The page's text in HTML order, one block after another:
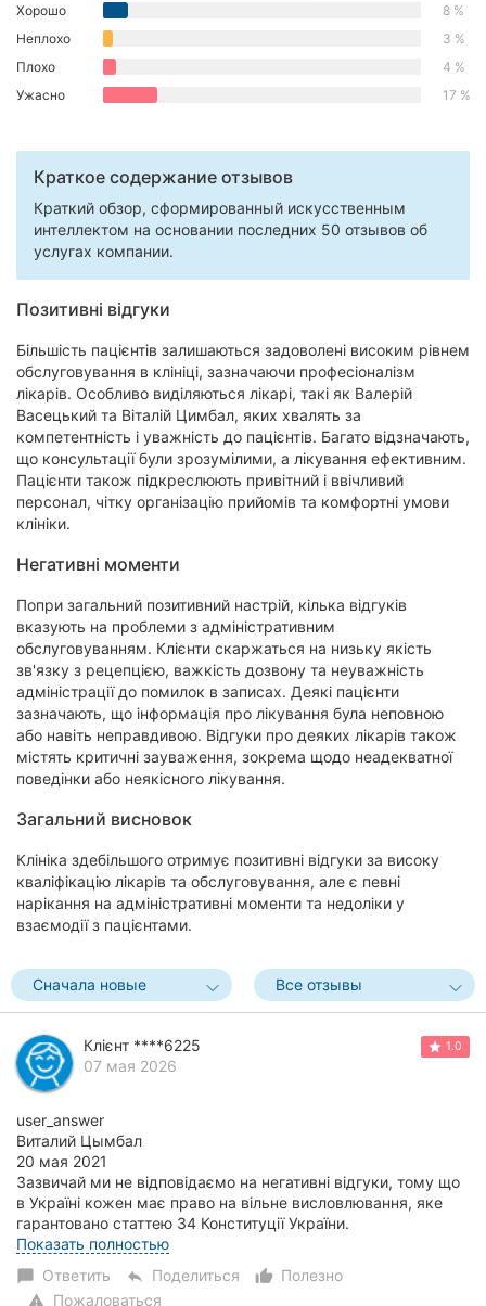
Хорошо
8 %
Неплохо
3 %
Плохо
4 %
Ужасно
17 %
Краткое содержание отзывов
Краткий обзор, сформированный искусственным
интеллектом на основании последних 50 отзывов об
услугах компании.
Позитивні відгуки
Більшість пацієнтів залишаються задоволені високим рівнем
обслуговування в клініці, зазначаючи професіоналізм
лікарів. Особливо виділяються лікарі, такі як Валерій
Васецький та Віталій Цимбал, яких хвалять за
компетентність і уважність до пацієнтів. Багато відзначають,
що консультації були зрозумілими, а лікування ефективним.
Пацієнти також підкреслюють привітний і ввічливий
персонал, чітку організацію прийомів та комфортні умови
клініки.
Негативні моменти
Попри загальний позитивний настрій, кілька відгуків
вказують на проблеми з адміністративним
обслуговуванням. Клієнти скаржаться на низьку якість
зв'язку з рецепцією, важкість дозвону та неуважність
адміністрації до помилок в записах. Деякі пацієнти
зазначають, що інформація про лікування була неповною
або навіть неправдивою. Відгуки про деяких лікарів також
містять критичні зауваження, зокрема щодо неадекватної
поведінки або неякісного лікування.
Загальний висновок
Клініка здебільшого отримує позитивні відгуки за високу
кваліфікацію лікарів та обслуговування, але є певні
нарікання на адміністративні моменти та недоліки у
взаємодії з пацієнтами.
Сначала новые Все отзывы
Клієнт ****6225
07 мая 2026
1.0
user_answer
Виталий Цымбал
20 мая 2021
Зазвичай ми не відповідаємо на негативні відгуки, тому що
в Україні кожен має право на вільне висловлювання, яке
гарантовано статтею 34 Конституції України.
Якщо зауваження по справі, ми виправляємо наші н...
Показать полностью
chat_bubble Ответить reply Поделиться thumb_up_alt
Полезно
warning Пожаловаться